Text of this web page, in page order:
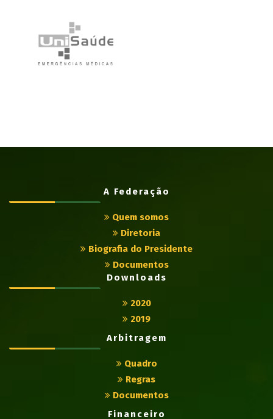
A Federação
Quem somos
Diretoria
Biografia do Presidente
Documentos
Downloads
2020
2019
Arbitragem
Quadro
Regras
Documentos
Financeiro